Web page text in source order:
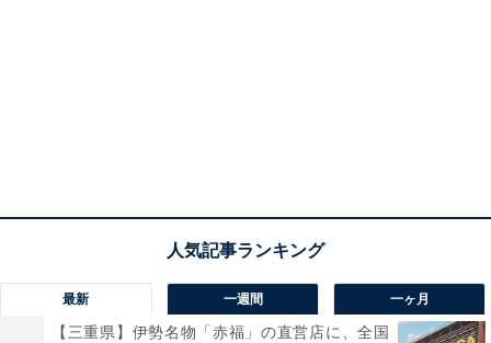
最新 一週間 一ヶ月
【三重県】伊勢名物「赤福」の直営店に、全国